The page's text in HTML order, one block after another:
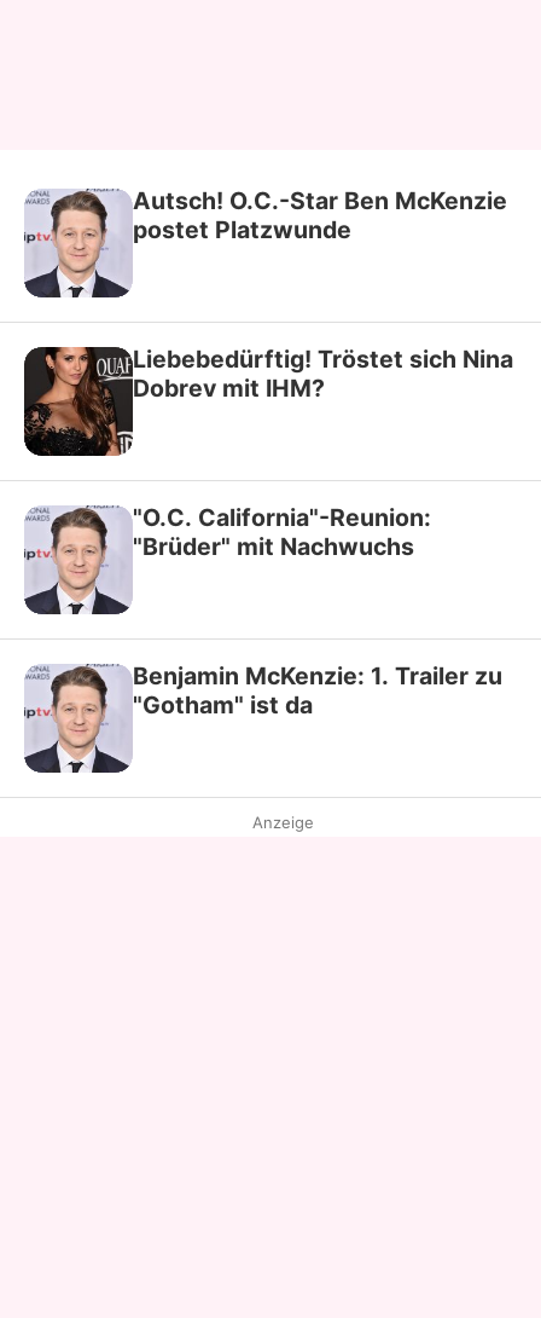
Autsch! O.C.-Star Ben McKenzie
postet Platzwunde
Liebebedürftig! Tröstet sich Nina
Dobrev mit IHM?
"O.C. California"-Reunion:
"Brüder" mit Nachwuchs
Benjamin McKenzie: 1. Trailer zu
"Gotham" ist da
Anzeige